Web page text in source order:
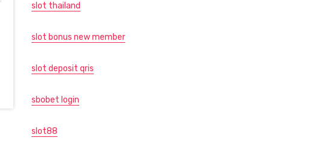
slot thailand
slot bonus new member
slot deposit qris
sbobet login
slot88